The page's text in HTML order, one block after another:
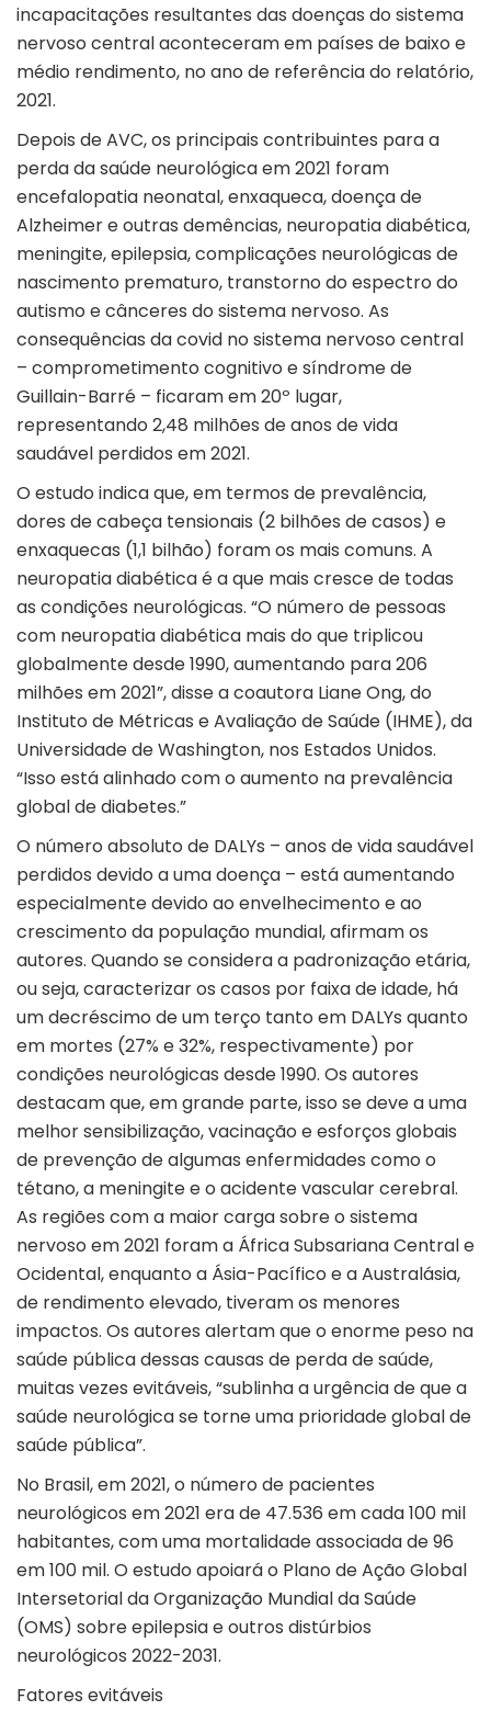
incapacitações resultantes das doenças do sistema
nervoso central aconteceram em países de baixo e
médio rendimento, no ano de referência do relatório,
2021.
Depois de AVC, os principais contribuintes para a
perda da saúde neurológica em 2021 foram
encefalopatia neonatal, enxaqueca, doença de
Alzheimer e outras demências, neuropatia diabética,
meningite, epilepsia, complicações neurológicas de
nascimento prematuro, transtorno do espectro do
autismo e cânceres do sistema nervoso. As
consequências da covid no sistema nervoso central
– comprometimento cognitivo e síndrome de
Guillain-Barré – ficaram em 20º lugar,
representando 2,48 milhões de anos de vida
saudável perdidos em 2021.
O estudo indica que, em termos de prevalência,
dores de cabeça tensionais (2 bilhões de casos) e
enxaquecas (1,1 bilhão) foram os mais comuns. A
neuropatia diabética é a que mais cresce de todas
as condições neurológicas. “O número de pessoas
com neuropatia diabética mais do que triplicou
globalmente desde 1990, aumentando para 206
milhões em 2021”, disse a coautora Liane Ong, do
Instituto de Métricas e Avaliação de Saúde (IHME), da
Universidade de Washington, nos Estados Unidos.
“Isso está alinhado com o aumento na prevalência
global de diabetes.”
O número absoluto de DALYs – anos de vida saudável
perdidos devido a uma doença – está aumentando
especialmente devido ao envelhecimento e ao
crescimento da população mundial, afirmam os
autores. Quando se considera a padronização etária,
ou seja, caracterizar os casos por faixa de idade, há
um decréscimo de um terço tanto em DALYs quanto
em mortes (27% e 32%, respectivamente) por
condições neurológicas desde 1990. Os autores
destacam que, em grande parte, isso se deve a uma
melhor sensibilização, vacinação e esforços globais
de prevenção de algumas enfermidades como o
tétano, a meningite e o acidente vascular cerebral.
As regiões com a maior carga sobre o sistema
nervoso em 2021 foram a África Subsariana Central e
Ocidental, enquanto a Ásia-Pacífico e a Australásia,
de rendimento elevado, tiveram os menores
impactos. Os autores alertam que o enorme peso na
saúde pública dessas causas de perda de saúde,
muitas vezes evitáveis, “sublinha a urgência de que a
saúde neurológica se torne uma prioridade global de
saúde pública”.
No Brasil, em 2021, o número de pacientes
neurológicos em 2021 era de 47.536 em cada 100 mil
habitantes, com uma mortalidade associada de 96
em 100 mil. O estudo apoiará o Plano de Ação Global
Intersetorial da Organização Mundial da Saúde
(OMS) sobre epilepsia e outros distúrbios
neurológicos 2022-2031.
Fatores evitáveis